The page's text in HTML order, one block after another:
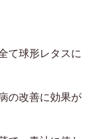
て球形レタスに
の改善に効果が